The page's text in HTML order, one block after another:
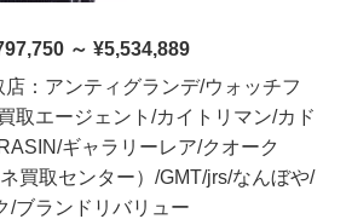
～ ¥5,534,889
：アンティグランデ/ウォッチフ
取エージェント/カイトリマン/カド
ギャラリーレア/クオーク
ネ買取センター）/GMT/jrs/なんぼや/
/ブランドリバリュー